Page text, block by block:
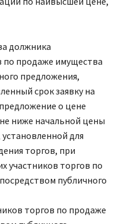
должника
по продаже имущества
предложения,
срок заявку на
о цене
ниже начальной цены
для
торгов, при
участников торгов по
публичного
торгов по продаже